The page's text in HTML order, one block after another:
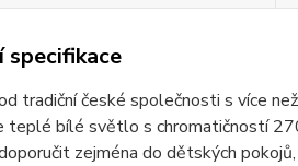
specifikace
tradiční české společnosti s více
teplé bílé světlo s chromatičností
zejména do dětských